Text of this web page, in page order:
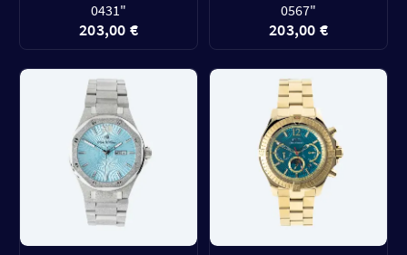
0431"
203,00 €
0567"
203,00 €